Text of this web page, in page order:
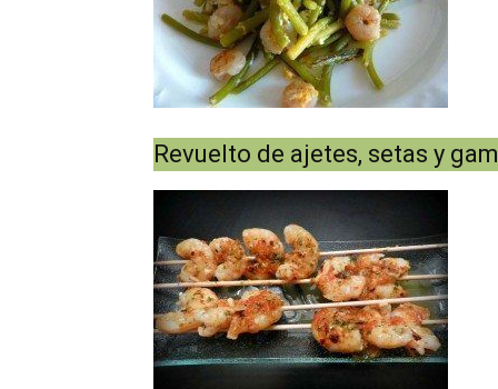
Revuelto de ajetes, setas y